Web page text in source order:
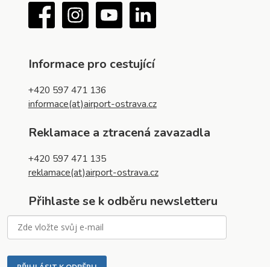
Facebook Instagram YouTube
Informace pro cestující
+420 597 471 136
informace(at)airport-ostrava.cz
Reklamace a ztracená zavazadla
+420 597 471 135
reklamace(at)airport-ostrava.cz
Přihlaste se k odběru newsletteru